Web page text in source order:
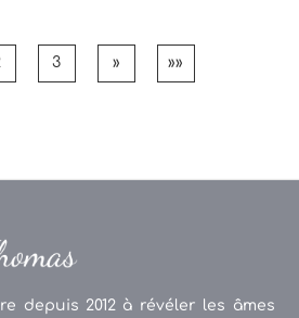
3 » »»
depuis 2012 à révéler les âmes